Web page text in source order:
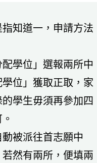
知道一，申請方法
學位」選報兩所中
位」獲取正取，家
學生毋須再參加四
被派往首志願中
然有兩所，便填兩